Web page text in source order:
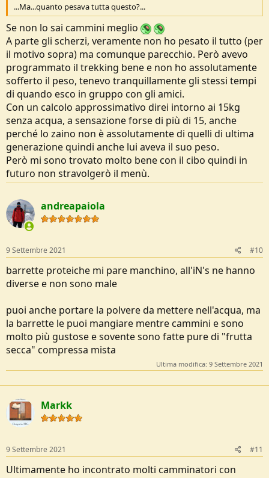
(https://www.valfrutta.it/prodotti/p...re/farro-olive-nere-
pomodori-secchi-e-capperi)
Cena: Pasta piccolini Barilla (150 g) + pesto in un contenitore
delle salse sushi
IV giorno
Colazione: 5/6 Baiocchi + 100g di un mix composto da avena
e muesli (da reidratare con acqua fredda)
Pranzo: Pane a cassetta+ trantin grana e una "bisteccona" di
prosciutto crudo da 150g tenuta sottovuoto in aggiunta
come extra 3 pomodori e una pesca comprata nell'unico
paese incontrato.
Cena: Risotto Knorr (gusto gamberetti)
V giorno
Colazione: 8/9 Baiocchi e mix di frutta secca (quantità non
Pranzo: Noodles+ carne Montana e pane a cassetta
Cena: 150g di pasta con 100g di tonno in scatola e
parmigiano
Colazione: 8/9 Baiocchi e mix di frutta secca (quantità non
definita)
Pranzo: Purè con la seconda "bistecca" di prosciutto crudo
VII giorno
Colazione: 5/6 Baiocchi + 100g di un mix composto da avena
e muesli (da reidratare con acqua fredda)
Pranzo: Noodles+ affettati
Cena: Bis di primi, grigliata mista e arrosticini ad Amatrice
In più avevo frutta secca in un sacchetto richiudibile (circa 300g) due
bei pezzi di salame (uno sottovuoto l'altro no) vari tocchi di Trentin
Grana e barrette energetiche e non sfuse.
Purtroppo non riesco ad essere preciso come
perché ho
organizzato tutto lo zaino i due giorni e non mi sono segnato
precisamente tutto, ho fatto molto ad occhio
...Ma...quanto pesava tutta questo?...
Se non lo sai cammini meglio
A parte gli scherzi, veramente non ho pesato il tutto (per
il motivo sopra) ma comunque parecchio. Però avevo
programmato il trekking bene e non ho assolutamente
sofferto il peso, tenevo tranquillamente gli stessi tempi
di quando esco in gruppo con gli amici.
Con un calcolo approssimativo direi intorno ai 15kg
senza acqua, a sensazione forse di più di 15, anche
perché lo zaino non è assolutamente di quelli di ultima
generazione quindi anche lui aveva il suo peso.
Però mi sono trovato molto bene con il cibo quindi in
futuro non stravolgerò il menù.
andreapaiola
9 Settembre 2021 #10
barrette proteiche mi pare manchino, all'iN's ne hanno
diverse e non sono male
puoi anche portare la polvere da mettere nell'acqua, ma
la barrette le puoi mangiare mentre cammini e sono
molto più gustose e sovente sono fatte pure di "frutta
secca" compressa mista
Ultima modifica: 9 Settembre 2021
Markk
9 Settembre 2021 #11
Ultimamente ho incontrato molti camminatori con